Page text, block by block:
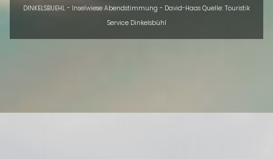
DINKELSBUEHL - Inselwiese Abendstimmung - David-Haas Quelle: Touristik
Service Dinkelsbühl